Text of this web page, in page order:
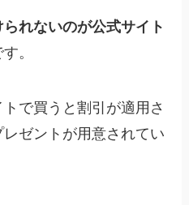
れないのが公式サイト
。
で買うと割引が適用さ
ゼントが用意されてい